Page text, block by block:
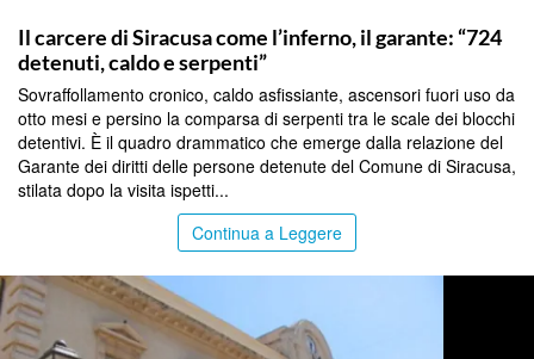
Il carcere di Siracusa come l’inferno, il garante: “724
detenuti, caldo e serpenti”
Sovraffollamento cronico, caldo asfissiante, ascensori fuori uso da
otto mesi e persino la comparsa di serpenti tra le scale dei blocchi
detentivi. È il quadro drammatico che emerge dalla relazione del
Garante dei diritti delle persone detenute del Comune di Siracusa,
stilata dopo la visita ispetti...
Continua a Leggere